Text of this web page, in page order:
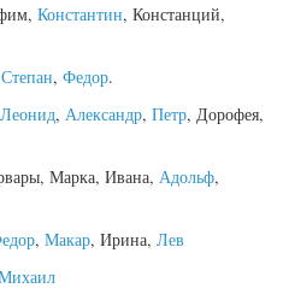
Константин, Констанций,
Степан, Федор.
Леонид, Александр, Петр, Дорофея,
Марка, Ивана, Адольф,
, Макар, Ирина, Лев